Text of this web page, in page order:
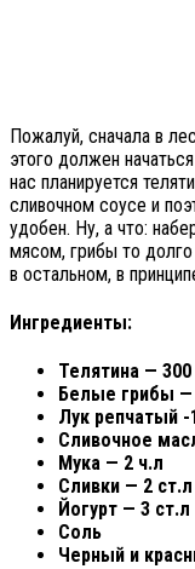
Пожалуй, сначала в
этого должен
нас планируется
сливочном соусе и
удобен. Ну, а что:
мясом, грибы то
в остальном, в
Ингредиенты:
Телятина — 300
Белые грибы —
Лук репчатый -
Сливочное
Мука — 2 ч.л
Сливки — 2 ст.л
Йогурт — 3 ст.л
Соль
Черный и